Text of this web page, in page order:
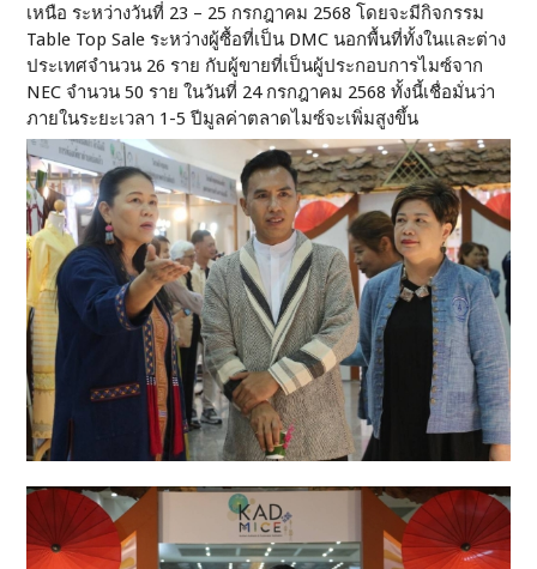
เหนือ ระหว่างวันที่ 23 – 25 กรกฎาคม 2568 โดยจะมีกิจกรรม
Table Top Sale ระหว่างผู้ซื้อที่เป็น DMC นอกพื้นที่ทั้งในและต่าง
ประเทศจำนวน 26 ราย กับผู้ขายที่เป็นผู้ประกอบการไมซ์จาก
NEC จำนวน 50 ราย ในวันที่ 24 กรกฎาคม 2568 ทั้งนี้เชื่อมั่นว่า
ภายในระยะเวลา 1-5 ปีมูลค่าตลาดไมซ์จะเพิ่มสูงขึ้น